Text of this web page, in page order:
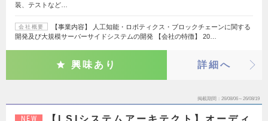
装、テストなど…
会社概要
【事業内容】 人工知能・ロボティクス・ブロックチェーンに関する
開発及び大規模サーバーサイドシステムの開発 【会社の特徴】 20…
興味あり 詳細へ
掲載期間 26/08/06～26/08/19
NEW 【LSIシステムアーキテクト】オーディ